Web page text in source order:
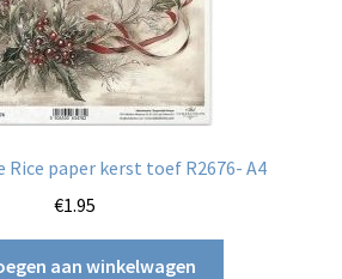
Rice paper kerst toef R2676- A4
€1.95
aan winkelwagen